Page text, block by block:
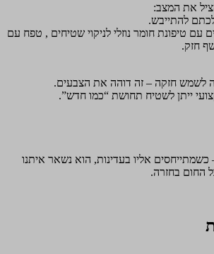
את המצב:
להתייבש.
עם טיפונת חומר נוזלי לניקוי שטיחים , טפח עם
חזק.
לשמש חזקה – זה דוהה את הצבעים.
ייתן לשטיח תחושת “כמו חדש”.
אליו בעדינות, הוא נשאר איתנו
החום בחזרה.